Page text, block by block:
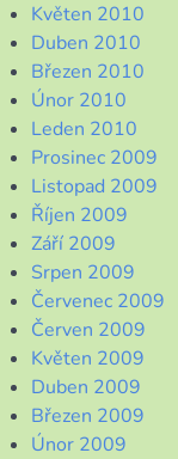
Květen 2010
Duben 2010
Březen 2010
Únor 2010
Leden 2010
Prosinec 2009
Listopad 2009
Říjen 2009
Září 2009
Srpen 2009
Červenec 2009
Červen 2009
Květen 2009
Duben 2009
Březen 2009
Únor 2009